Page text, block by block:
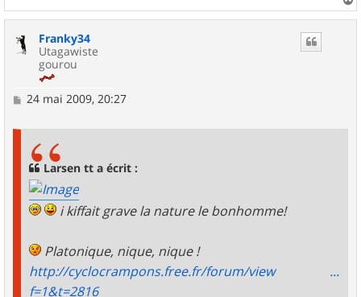
a
Franky34
Utagawiste
gourou
M
24 mai 2009, 20:27
Larsen tt a écrit :
i kiffait grave la nature le bonhomme!
Platonique, nique, nique !
http://cyclocrampons.free.fr/forum/view ...
f=1&t=2816